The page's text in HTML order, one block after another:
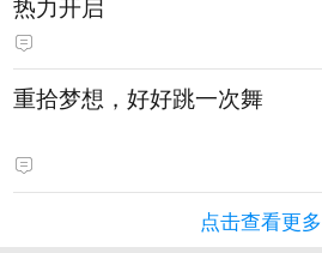
重拾梦想，好好跳一次舞
点击查看更多